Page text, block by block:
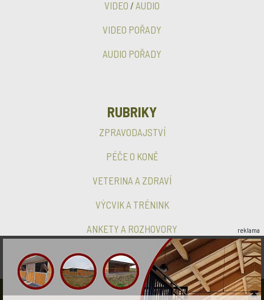
VIDEO / AUDIO
VIDEO POŘADY
AUDIO POŘADY
RUBRIKY
ZPRAVODAJSTVÍ
PÉČE O KONĚ
VETERINA A ZDRAVÍ
VÝCVIK A TRÉNINK
ANKETY A ROZHOVORY reklama